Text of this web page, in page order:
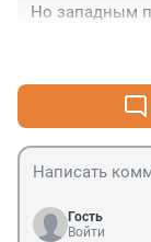
Но западным
Гость
Войти